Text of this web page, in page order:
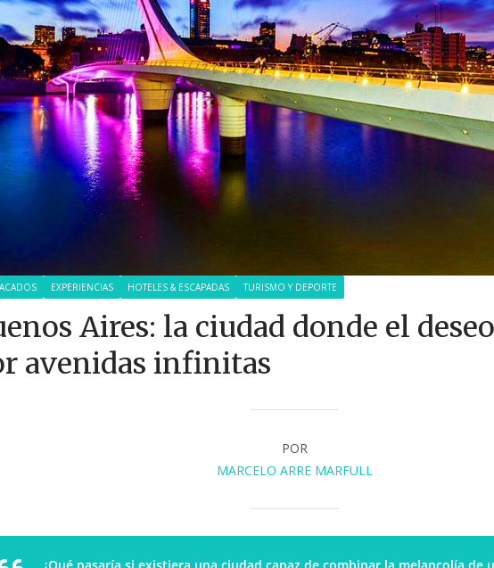
EXPERIENCIAS HOTELES & ESCAPADAS TURISMO Y DEPORTE
Aires: la ciudad donde el
avenidas infinitas
POR
MARCELO ARRE MARFULL